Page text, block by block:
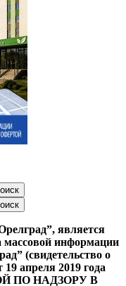
является
массовой информации
(свидетельство о
апреля 2019 года
ПО НАДЗОРУ В